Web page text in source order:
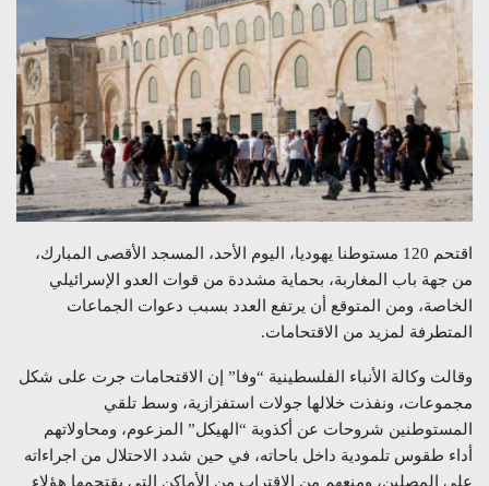
اقتحم 120 مستوطنا يهوديا، اليوم الأحد، المسجد الأقصى المبارك،
من جهة باب المغاربة، بحماية مشددة من قوات العدو الإسرائيلي
الخاصة، ومن المتوقع أن يرتفع العدد بسبب دعوات الجماعات
المتطرفة لمزيد من الاقتحامات.
وقالت وكالة الأنباء الفلسطينية “وفا” إن الاقتحامات جرت على شكل
مجموعات، ونفذت خلالها جولات استفزازية، وسط تلقي
المستوطنين شروحات عن أكذوبة “الهيكل” المزعوم، ومحاولاتهم
أداء طقوس تلمودية داخل باحاته، في حين شدد الاحتلال من اجراءاته
على المصلين، ومنعهم من الاقتراب من الأماكن التي يقتحمها هؤلاء